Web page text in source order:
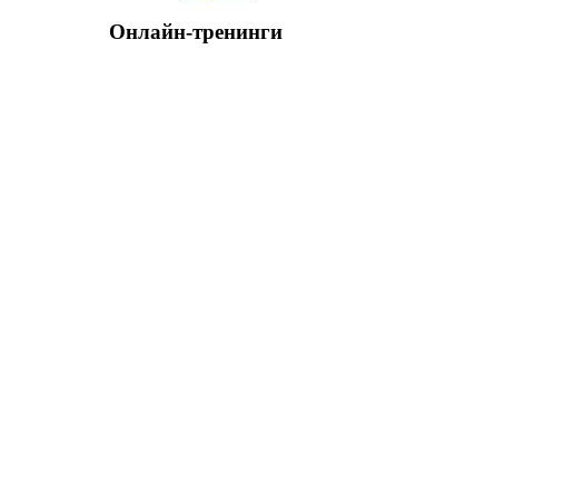
Онлайн-тренинги